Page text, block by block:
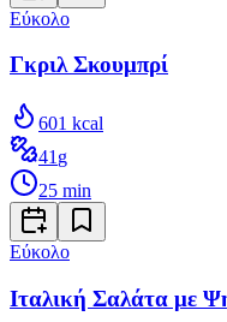
Εύκολο
Γκριλ Σκουμπρί
601 kcal
41 g
25 min
Εύκολο
Ιταλική Σαλάτα με